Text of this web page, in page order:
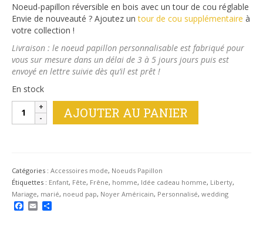
Noeud-papillon réversible en bois avec un tour de cou réglable
Envie de nouveauté ? Ajoutez un tour de cou supplémentaire à
votre collection !
Livraison : le noeud papillon personnalisable est fabriqué pour
vous sur mesure dans un délai de 3 à 5 jours jours puis est
envoyé en lettre suivie dès qu’il est prêt !
En stock
quantité
bois
Liberty
Eloise
rose
AJOUTER AU PANIER
Catégories : Accessoires mode, Noeuds Papillon
Étiquettes : Enfant, Fête, Frêne, homme, Idée cadeau homme, Liberty,
Mariage, marié, noeud pap, Noyer Américain, Personnalisé, wedding
Facebook
Email